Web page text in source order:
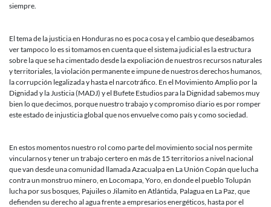
siempre.
El tema de la justicia en Honduras no es poca cosa y el cambio que deseábamos
ver tampoco lo es si tomamos en cuenta que el sistema judicial es la estructura
sobre la que se ha cimentado desde la expoliación de nuestros recursos naturales
y territoriales, la violación permanente e impune de nuestros derechos humanos,
la corrupción legalizada y hasta el narcotráfico. En el Movimiento Amplio por la
Dignidad y la Justicia (MADJ) y el Bufete Estudios para la Dignidad sabemos muy
bien lo que decimos, porque nuestro trabajo y compromiso diario es por romper
este estado de injusticia global que nos envuelve como país y como sociedad.
En estos momentos nuestro rol como parte del movimiento social nos permite
vincularnos y tener un trabajo certero en más de 15 territorios a nivel nacional
que van desde una comunidad llamada Azacualpa en La Unión Copán que lucha
contra un monstruo minero, en Locomapa, Yoro, en donde el pueblo Tolupán
lucha por sus bosques, Pajuiles o Jilamito en Atlántida, Palagua en La Paz, que
defienden su derecho al agua frente a empresarios energéticos, hasta por el